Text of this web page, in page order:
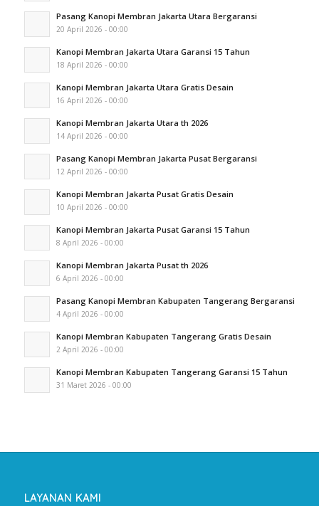
Pasang Kanopi Membran Jakarta Utara Bergaransi
20 April 2026 - 00:00
Kanopi Membran Jakarta Utara Garansi 15 Tahun
18 April 2026 - 00:00
Kanopi Membran Jakarta Utara Gratis Desain
16 April 2026 - 00:00
Kanopi Membran Jakarta Utara th 2026
14 April 2026 - 00:00
Pasang Kanopi Membran Jakarta Pusat Bergaransi
12 April 2026 - 00:00
Kanopi Membran Jakarta Pusat Gratis Desain
10 April 2026 - 00:00
Kanopi Membran Jakarta Pusat Garansi 15 Tahun
8 April 2026 - 00:00
Kanopi Membran Jakarta Pusat th 2026
6 April 2026 - 00:00
Pasang Kanopi Membran Kabupaten Tangerang Bergaransi
4 April 2026 - 00:00
Kanopi Membran Kabupaten Tangerang Gratis Desain
2 April 2026 - 00:00
Kanopi Membran Kabupaten Tangerang Garansi 15 Tahun
31 Maret 2026 - 00:00
LAYANAN KAMI